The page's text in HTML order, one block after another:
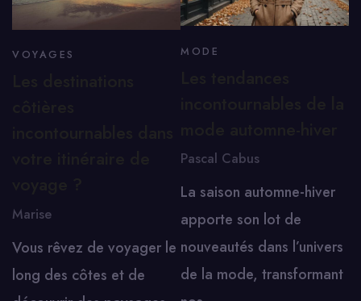
VOYAGES
Marise
Vous rêvez de voyager le
long des côtes et de
MODE
Pascal Cabus
La saison automne-hiver
apporte son lot de
nouveautés dans l’univers
de la mode, transformant